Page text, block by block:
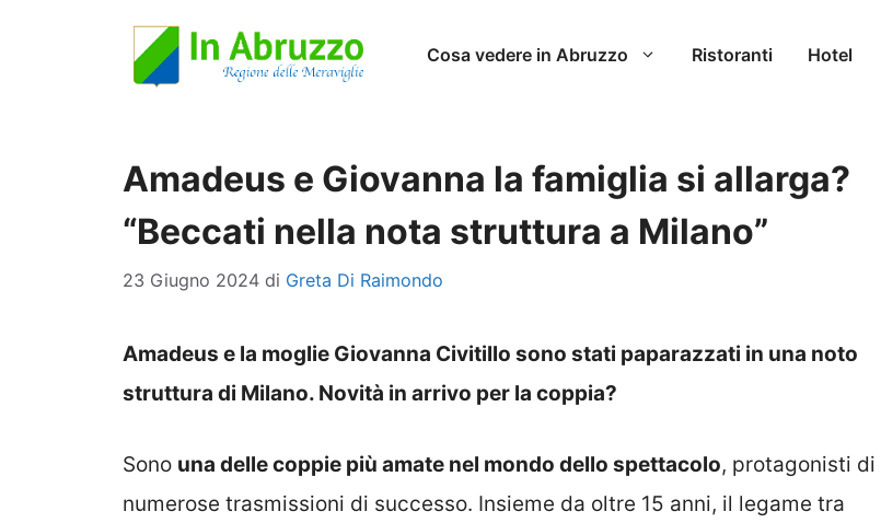
Cosa vedere in Abruzzo Ristoranti Hotel
Amadeus e Giovanna la famiglia si allarga?
“Beccati nella nota struttura a Milano”
23 Giugno 2024 di Greta Di Raimondo
Amadeus e la moglie Giovanna Civitillo sono stati paparazzati in una noto
struttura di Milano. Novità in arrivo per la coppia?
Sono una delle coppie più amate nel mondo dello spettacolo, protagonisti di
numerose trasmissioni di successo. Insieme da oltre 15 anni, il legame tra